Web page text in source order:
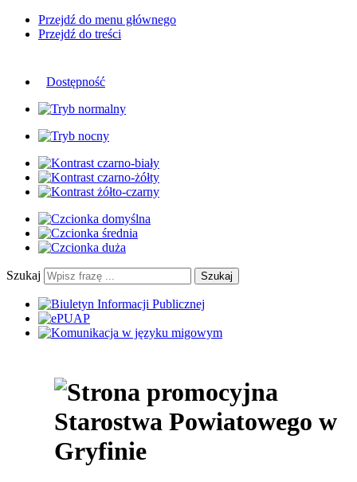
Przejdź do menu głównego
Przejdź do treści
Dostępność
Szukaj Szukaj